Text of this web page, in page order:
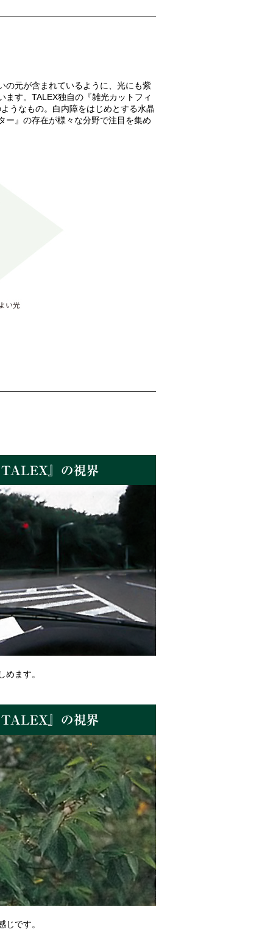
の元が含まれているように、光にも紫
す。TALEX独自の『雑光カットフィ
うなもの。白内障をはじめとする水晶
ー』の存在が様々な分野で注目を集め
ます。
です。